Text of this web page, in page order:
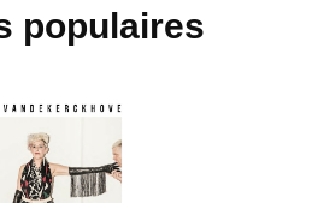
populaires